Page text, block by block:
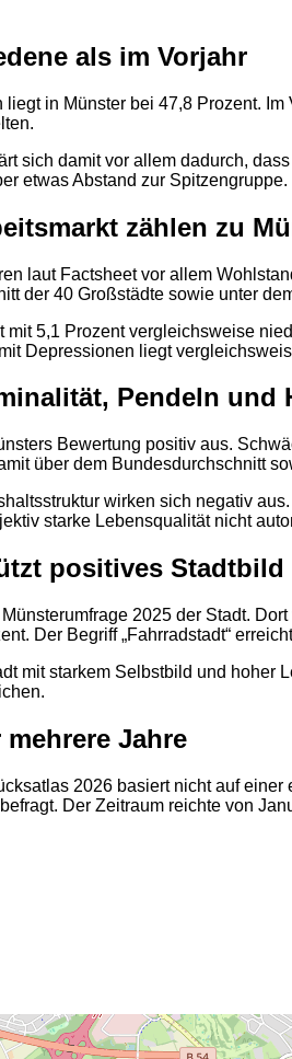
als im Vorjahr
in Münster bei 47,8 Prozent.
sich damit vor allem dadurch,
etwas Abstand zur Spitzengruppe.
zählen zu
laut Factsheet vor allem
der 40 Großstädte sowie unter
5,1 Prozent vergleichsweise
Depressionen liegt
Pendeln und
Bewertung positiv aus.
über dem Bundesdurchschnitt
wirken sich negativ
starke Lebensqualität nicht
positives Stadtbild
2025 der Stadt.
Der Begriff „Fahrradstadt“
mit starkem Selbstbild und
Jahre
2026 basiert nicht auf
Der Zeitraum reichte von